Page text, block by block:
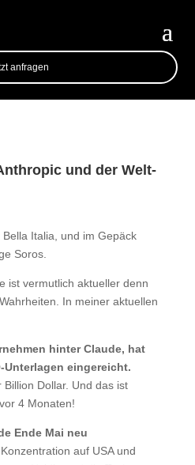
anfragen
und der Welt-
Italia, und im Gepäck
Soros.
ist vermutlich aktueller denn
In meiner aktuellen
hinter Claude, hat
Unterlagen eingereicht.
Dollar. Und das ist
4 Monaten!
Ende Mai neu
auf USA und